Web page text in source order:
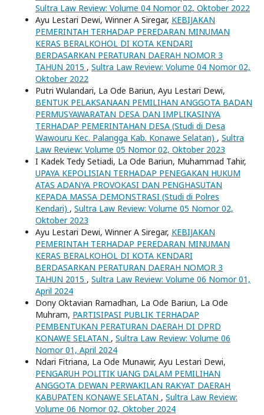
Sultra Law Review: Volume 04 Nomor 02, Oktober 2022
Ayu Lestari Dewi, Winner A Siregar, KEBIJAKAN
PEMERINTAH TERHADAP PEREDARAN MINUMAN
KERAS BERALKOHOL DI KOTA KENDARI
BERDASARKAN PERATURAN DAERAH NOMOR 3
TAHUN 2015 , Sultra Law Review: Volume 04 Nomor 02,
Oktober 2022
Putri Wulandari, La Ode Bariun, Ayu Lestari Dewi,
BENTUK PELAKSANAAN PEMILIHAN ANGGOTA BADAN
PERMUSYAWARATAN DESA DAN IMPLIKASINYA
TERHADAP PEMERINTAHAN DESA (Studi di Desa
Wawouru Kec. Palangga Kab. Konawe Selatan) , Sultra
Law Review: Volume 05 Nomor 02, Oktober 2023
I Kadek Tedy Setiadi, La Ode Bariun, Muhammad Tahir,
UPAYA KEPOLISIAN TERHADAP PENEGAKAN HUKUM
ATAS ADANYA PROVOKASI DAN PENGHASUTAN
KEPADA MASSA DEMONSTRASI (Studi di Polres
Kendari) , Sultra Law Review: Volume 05 Nomor 02,
Oktober 2023
Ayu Lestari Dewi, Winner A Siregar, KEBIJAKAN
PEMERINTAH TERHADAP PEREDARAN MINUMAN
KERAS BERALKOHOL DI KOTA KENDARI
BERDASARKAN PERATURAN DAERAH NOMOR 3
TAHUN 2015 , Sultra Law Review: Volume 06 Nomor 01,
April 2024
Dony Oktavian Ramadhan, La Ode Bariun, La Ode
Muhram, PARTISIPASI PUBLIK TERHADAP
PEMBENTUKAN PERATURAN DAERAH DI DPRD
KONAWE SELATAN , Sultra Law Review: Volume 06
Nomor 01, April 2024
Ndari Fitriana, La Ode Munawir, Ayu Lestari Dewi,
PENGARUH POLITIK UANG DALAM PEMILIHAN
ANGGOTA DEWAN PERWAKILAN RAKYAT DAERAH
KABUPATEN KONAWE SELATAN , Sultra Law Review:
Volume 06 Nomor 02, Oktober 2024